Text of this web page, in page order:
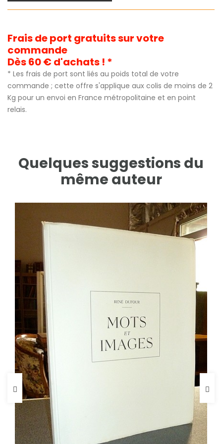
Frais de port gratuits sur votre
commande
Dès 60 € d'achats ! *
* Les frais de port sont liés au poids total de votre
commande ; cette offre s'applique aux colis de moins de 2
Kg pour un envoi en France métropolitaine et en point
relais.
Quelques suggestions du
même auteur